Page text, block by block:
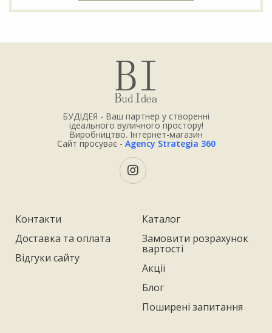
БУДІДЕЯ - Ваш партнер у створенні
ідеального вуличного простору!
Виробництво. Інтернет-магазин
Сайт просуває - Agency Strategia 360
Контакти
Доставка та оплата
Відгуки сайту
Каталог
Замовити розрахунок
вартості
Акції
Блог
Поширені запитання